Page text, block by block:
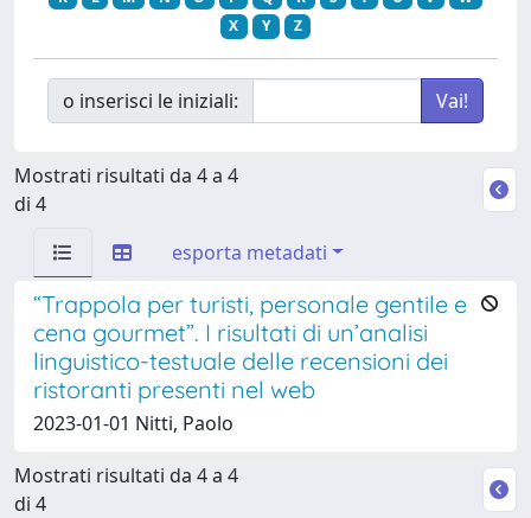
X
Y Z
o inserisci le iniziali:
Mostrati risultati da 4 a 4
di 4
esporta metadati
“Trappola per turisti, personale gentile e
cena gourmet”. I risultati di un’analisi
linguistico-testuale delle recensioni dei
ristoranti presenti nel web
2023-01-01 Nitti, Paolo
Mostrati risultati da 4 a 4
di 4